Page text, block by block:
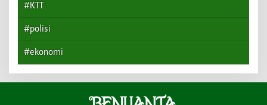
#KTT
#polisi
#ekonomi